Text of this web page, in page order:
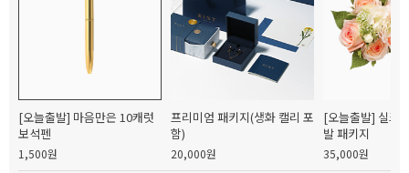
[오늘출발] 마음만은 10캐럿
보석펜
1,500원
프리미엄 패키지(생화 캘리 포
함)
20,000원
[오늘출발] 실크
발 패키지
35,000원